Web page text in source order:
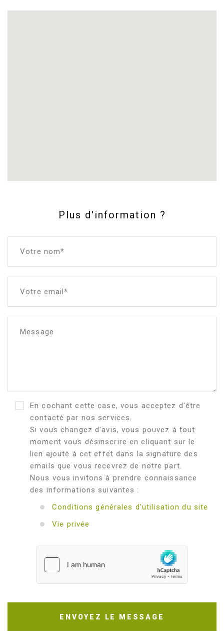
Plus d'information ?
Votre nom*
Votre email*
Message
En cochant cette case, vous acceptez d'être
contacté par nos services.
Si vous changez d'avis, vous pouvez à tout
moment vous désinscrire en cliquant sur le
lien ajouté à cet effet dans la signature des
emails que vous recevrez de notre part.
Nous vous invitons à prendre connaissance
des informations suivantes :
Conditions générales d’utilisation du site
Vie privée
ENVOYEZ LE MESSAGE